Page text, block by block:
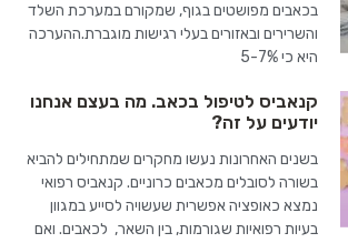
בכאבים מפושטים בגוף, שמקורם במערכת השלד
והשרירים ובאזורים בעלי רגישות מוגברת.ההערכה
היא כי 5-7%
קנאביס לטיפול בכאב. מה בעצם אנחנו
יודעים על זה?
בשנים האחרונות נעשו מחקרים שמתחילים להביא
בשורה לסובלים מכאבים כרוניים. קנאביס רפואי
נמצא כאופציה אפשרית שעשויה לסייע במגוון
בעיות רפואיות שגורמות, בין השאר, לכאבים. ואם